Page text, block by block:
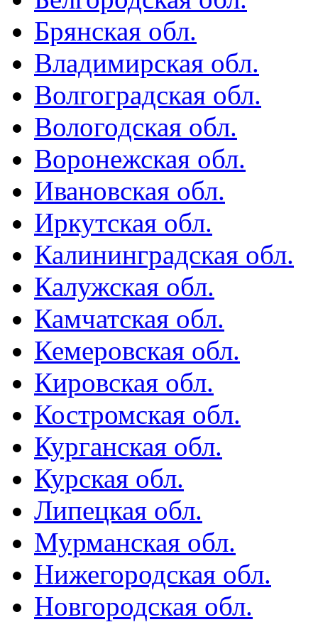
Брянская обл.
Владимирская обл.
Волгоградская обл.
Вологодская обл.
Воронежская обл.
Ивановская обл.
Иркутская обл.
Калининградская обл.
Калужская обл.
Камчатская обл.
Кемеровская обл.
Кировская обл.
Костромская обл.
Курганская обл.
Курская обл.
Липецкая обл.
Мурманская обл.
Нижегородская обл.
Новгородская обл.